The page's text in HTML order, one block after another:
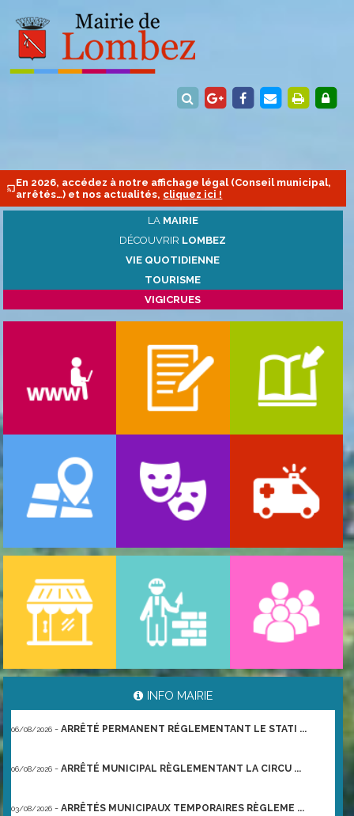
En 2026, accédez à notre affichage légal (Conseil municipal,
arrêtés…) et nos actualités, cliquez ici !
LA MAIRIE
DÉCOUVRIR LOMBEZ
VIE QUOTIDIENNE
TOURISME
VIGICRUES
INFO MAIRIE
ARRÊTÉ PERMANENT RÉGLEMENTANT LE STATI ...
ARRÊTÉ MUNICIPAL RÈGLEMENTANT LA CIRCU ...
ARRÊTÉS MUNICIPAUX TEMPORAIRES RÈGLEME ...